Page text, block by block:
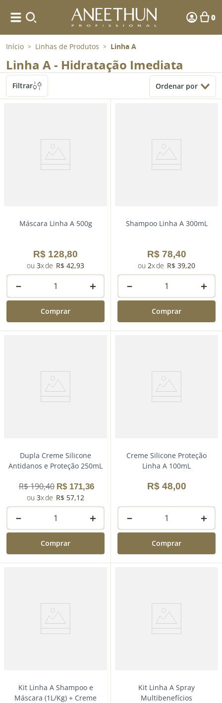
0
Início > Linhas de Produtos > Linha A
Linha A - Hidratação Imediata
Filtrar Ordenar por
Máscara Linha A 500g
R$ 128,80
3 R$ 42,93
＋
－
Comprar
Shampoo Linha A 300mL
R$ 78,40
2 R$ 39,20
＋
－
Comprar
Dupla Creme Silicone
Antidanos e Proteção 250mL
R$190,40 R$ 171,36
3
R$ 57,12
＋
－
Comprar
Creme Silicone Proteção
Linha A 100mL
R$ 48,00
＋
－
Comprar
Kit Linha A Shampoo e
Máscara (1L/Kg) + Creme
Kit Linha A Spray
Multibenefícios